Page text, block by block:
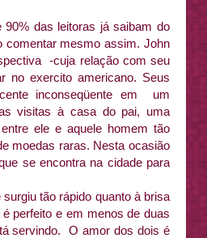
90% das leitoras já saibam do
comentar mesmo assim. John
-cuja relação com seu
no exercito americano. Seus
inconseqüente em um
visitas à casa do pai, uma
ele e aquele homem tão
moedas raras. Nesta ocasião
se encontra na cidade para
tão rápido quanto à brisa
perfeito e em menos de duas
servindo. O amor dos dois é